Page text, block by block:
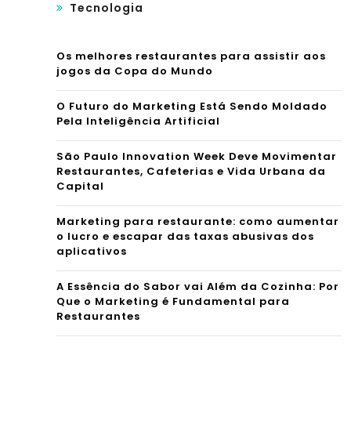
Tecnologia
Os melhores restaurantes para assistir aos
jogos da Copa do Mundo
O Futuro do Marketing Está Sendo Moldado
Pela Inteligência Artificial
São Paulo Innovation Week Deve Movimentar
Restaurantes, Cafeterias e Vida Urbana da
Capital
Marketing para restaurante: como aumentar
o lucro e escapar das taxas abusivas dos
aplicativos
A Essência do Sabor vai Além da Cozinha: Por
Que o Marketing é Fundamental para
Restaurantes